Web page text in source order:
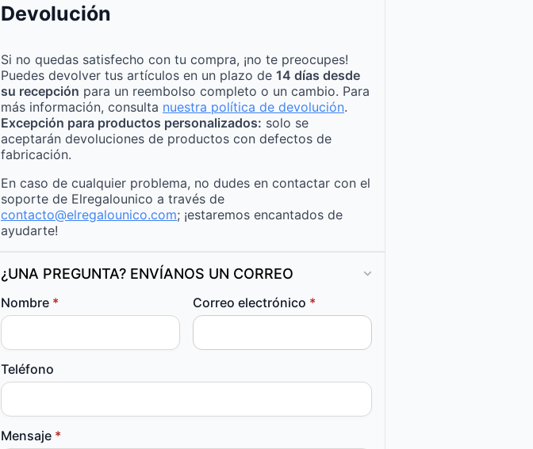
Devolución
Si no quedas satisfecho con tu compra, ¡no te preocupes!
Puedes devolver tus artículos en un plazo de 14 días desde
su recepción para un reembolso completo o un cambio. Para
más información, consulta nuestra política de devolución.
Excepción para productos personalizados: solo se
aceptarán devoluciones de productos con defectos de
fabricación.
En caso de cualquier problema, no dudes en contactar con el
soporte de Elregalounico a través de
contacto@elregalounico.com; ¡estaremos encantados de
ayudarte!
¿UNA PREGUNTA? ENVÍANOS UN CORREO
Nombre * Correo electrónico *
Teléfono
Mensaje *